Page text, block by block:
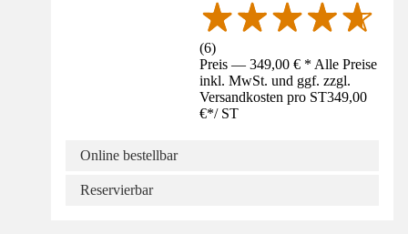
(6)
Preis — 349,00 € * Alle Preise
inkl. MwSt. und ggf. zzgl.
Versandkosten pro ST349,00
€*/ ST
Online bestellbar
Reservierbar